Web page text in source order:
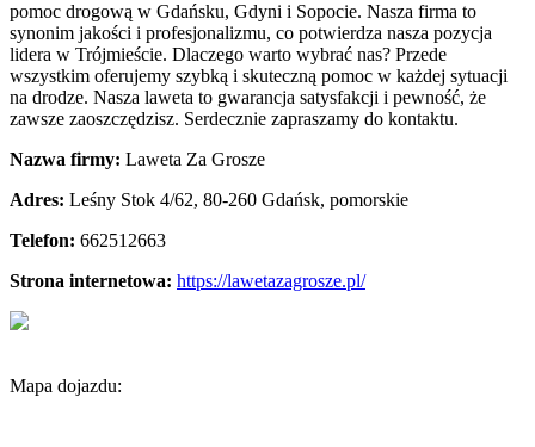
pomoc drogową w Gdańsku, Gdyni i Sopocie. Nasza firma to
synonim jakości i profesjonalizmu, co potwierdza nasza pozycja
lidera w Trójmieście. Dlaczego warto wybrać nas? Przede
wszystkim oferujemy szybką i skuteczną pomoc w każdej sytuacji
na drodze. Nasza laweta to gwarancja satysfakcji i pewność, że
zawsze zaoszczędzisz. Serdecznie zapraszamy do kontaktu.
Nazwa firmy: Laweta Za Grosze
Adres: Leśny Stok 4/62, 80-260 Gdańsk, pomorskie
Telefon: 662512663
Strona internetowa: https://lawetazagrosze.pl/
Mapa dojazdu: